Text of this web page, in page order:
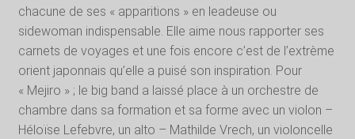
chacune de ses « apparitions » en leadeuse ou
sidewoman indispensable. Elle aime nous rapporter ses
carnets de voyages et une fois encore c’est de l’extrème
orient japonnais qu’elle a puisé son inspiration. Pour
« Mejiro » ; le big band a laissé place à un orchestre de
chambre dans sa formation et sa forme avec un violon –
Héloïse Lefebvre, un alto – Mathilde Vrech, un violoncelle